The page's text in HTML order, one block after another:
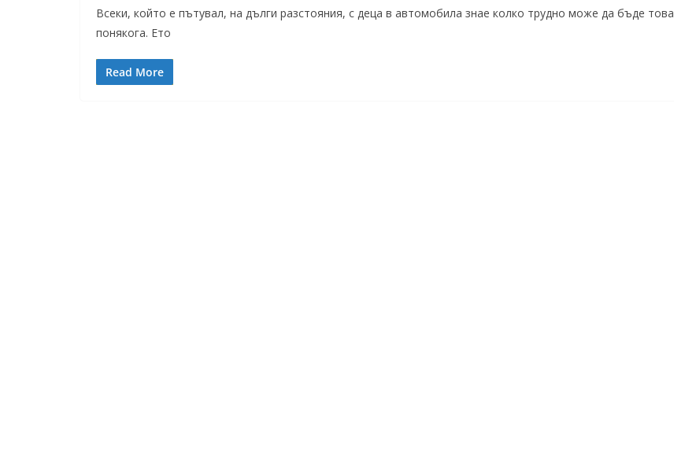
Всеки, който е пътувал, на дълги разстояния, с деца в автомобила знае колко трудно може да бъде това
понякога. Ето
Read More